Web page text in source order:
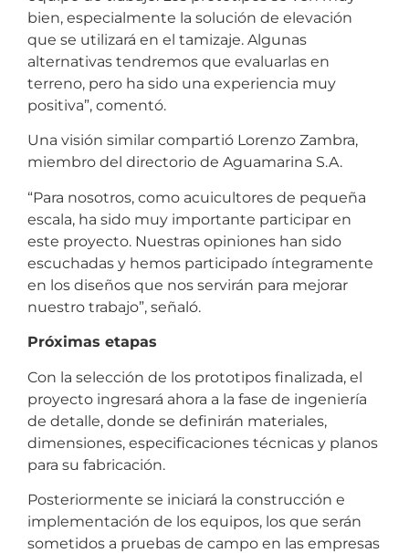
bien, especialmente la solución de elevación
que se utilizará en el tamizaje. Algunas
alternativas tendremos que evaluarlas en
terreno, pero ha sido una experiencia muy
positiva”, comentó.
Una visión similar compartió Lorenzo Zambra,
miembro del directorio de Aguamarina S.A.
“Para nosotros, como acuicultores de pequeña
escala, ha sido muy importante participar en
este proyecto. Nuestras opiniones han sido
escuchadas y hemos participado íntegramente
en los diseños que nos servirán para mejorar
nuestro trabajo”, señaló.
Próximas etapas
Con la selección de los prototipos finalizada, el
proyecto ingresará ahora a la fase de ingeniería
de detalle, donde se definirán materiales,
dimensiones, especificaciones técnicas y planos
para su fabricación.
Posteriormente se iniciará la construcción e
implementación de los equipos, los que serán
sometidos a pruebas de campo en las empresas